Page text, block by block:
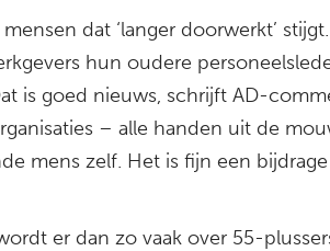
dat ‘langer doorwerkt’
hun oudere
is goed nieuws, schrijft AD-
– alle handen uit de
mens zelf. Het is fijn een
er dan zo vaak over 55-